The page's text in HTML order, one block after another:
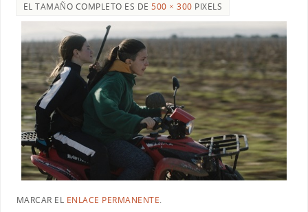
EL TAMAÑO COMPLETO ES DE500 × 300 PIXELS
MARCAR EL ENLACE PERMANENTE.